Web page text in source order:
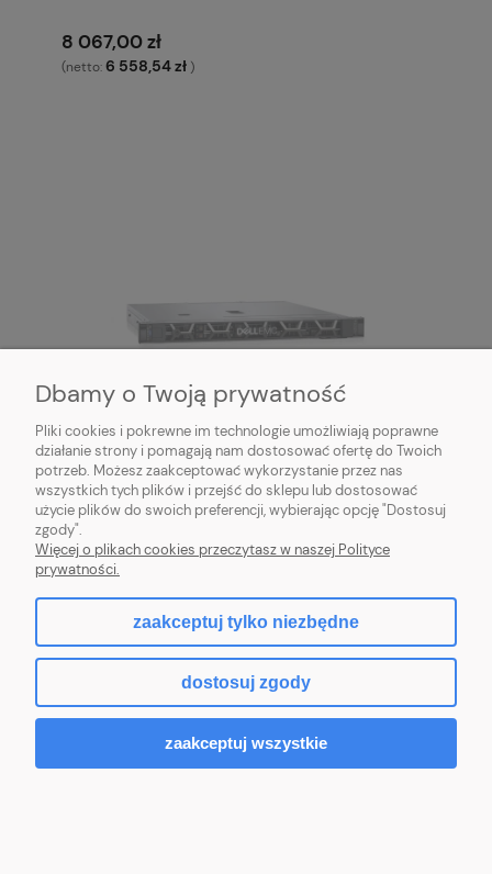
8 067,00 zł
(netto:6 558,54 zł )
DELL R350 4x3.5" Xeon E-2314 16GB 480GB
SSD PERC H755 8GB cache iDrac9 Exp.
2x700W 3BWOS
9 861,00 zł
8 017,07 zł)
Dbamy o Twoją prywatność
Pliki cookies i pokrewne im technologie umożliwiają poprawne
działanie strony i pomagają nam dostosować ofertę do Twoich
potrzeb. Możesz zaakceptować wykorzystanie przez nas
wszystkich tych plików i przejść do sklepu lub dostosować
użycie plików do swoich preferencji, wybierając opcję "Dostosuj
zgody".
Więcej o plikach cookies przeczytasz w naszej Polityce
prywatności.
zaakceptuj tylko niezbędne
dostosuj zgody
zaakceptuj wszystkie